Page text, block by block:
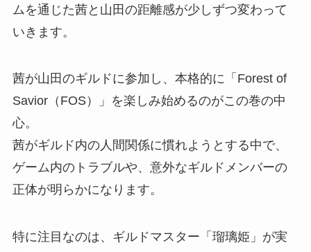
ムを通じた茜と山田の距離感が少しずつ変わって
いきます。
茜が山田のギルドに参加し、本格的に「Forest of
Savior（FOS）」を楽しみ始めるのがこの巻の中
心。
茜がギルド内の人間関係に慣れようとする中で、
ゲーム内のトラブルや、意外なギルドメンバーの
正体が明らかになります。
特に注目なのは、ギルドマスター「瑠璃姫」が実